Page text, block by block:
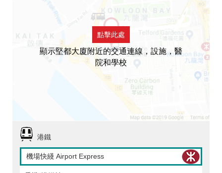
點擊此處
顯示堅都大廈附近的交通連線，設施，醫
院和學校
港鐵
機場快綫 Airport Express